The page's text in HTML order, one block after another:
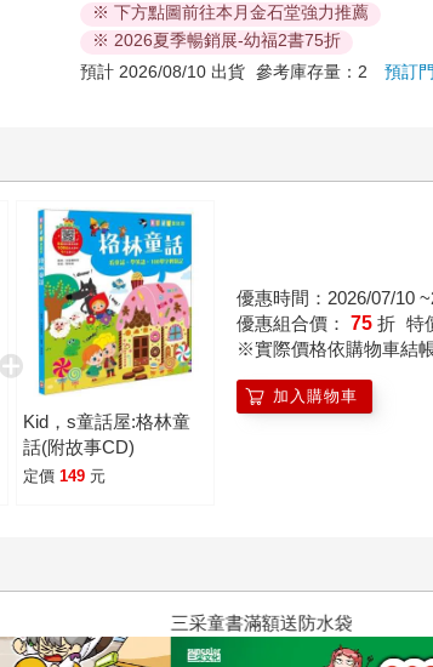
※ 下方點圖前往本月金石堂強力推薦
※ 2026夏季暢銷展-幼福2書75折
預計 2026/08/10 出貨 參考庫存量：2預訂
Kid，s童話屋:格林童
話(附故事CD)
定價 149 元
優惠時間：2026/07/10
優惠組合價： 75 折 特
※實際價格依購物車結
加入購物車
三采童書滿額送防水袋